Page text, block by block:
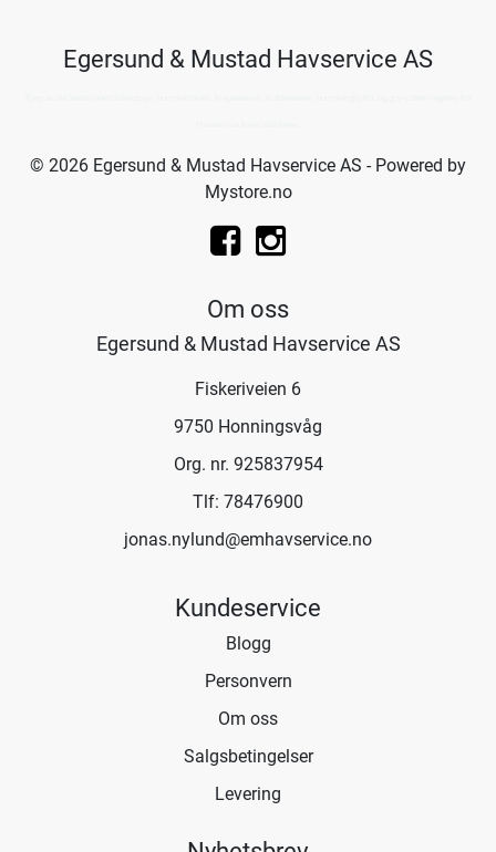
Egersund & Mustad Havservice AS
© 2026 Egersund & Mustad Havservice AS - Powered by
Mystore.no
Om oss
Egersund & Mustad Havservice AS
Fiskeriveien 6
9750 Honningsvåg
Org. nr. 925837954
Tlf: 78476900
jonas.nylund@emhavservice.no
Kundeservice
Blogg
Personvern
Om oss
Salgsbetingelser
Levering